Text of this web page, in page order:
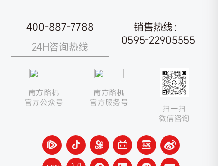
400-887-7788
24H咨询热线
销售热线：
0595-22905555
南方路机
官方公众号
南方路机
官方服务号
扫一扫
微信咨询